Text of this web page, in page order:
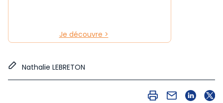
Je découvre >
Nathalie LEBRETON